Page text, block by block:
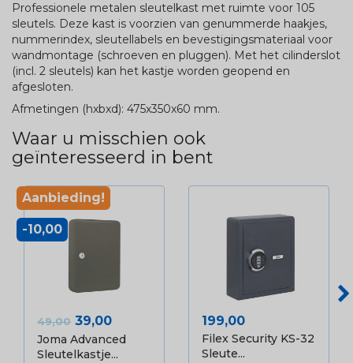
Professionele metalen sleutelkast met ruimte voor 105
sleutels. Deze kast is voorzien van genummerde haakjes,
nummerindex, sleutellabels en bevestigingsmateriaal voor
wandmontage (schroeven en pluggen). Met het cilinderslot
(incl. 2 sleutels) kan het kastje worden geopend en
afgesloten.
Afmetingen (hxbxd): 475x350x60 mm.
Waar u misschien ook
geïnteresseerd in bent
Normale prijs
49,00 Prijs
39,00
Joma Advanced
Sleutelkastje...
Aanbieding!
-10,00
Prijs
199,00
Filex Security KS-32
Sleute...